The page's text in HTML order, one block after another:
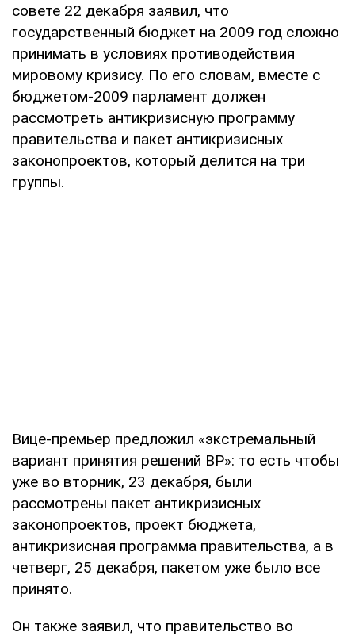
совете 22 декабря заявил, что
государственный бюджет на 2009 год сложно
принимать в условиях противодействия
мировому кризису. По его словам, вместе с
бюджетом-2009 парламент должен
рассмотреть антикризисную программу
правительства и пакет антикризисных
законопроектов, который делится на три
группы.
Вице-премьер предложил «экстремальный
вариант принятия решений ВР»: то есть чтобы
уже во вторник, 23 декабря, были
рассмотрены пакет антикризисных
законопроектов, проект бюджета,
антикризисная программа правительства, а в
четверг, 25 декабря, пакетом уже было все
принято.
Он также заявил, что правительство во